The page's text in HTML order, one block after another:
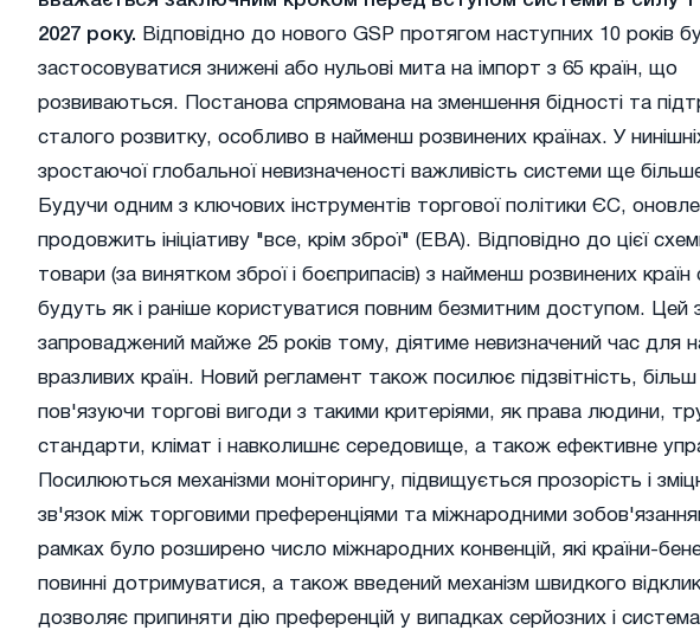
2027 року. Відповідно до нового GSP протягом наступних 10 років
застосовуватися знижені або нульові мита на імпорт з 65 країн, що
розвиваються. Постанова спрямована на зменшення бідності та
сталого розвитку, особливо в найменш розвинених країнах. У
зростаючої глобальної невизначеності важливість системи ще
Будучи одним з ключових інструментів торгової політики ЄС,
продовжить ініціативу "все, крім зброї" (EBA). Відповідно до цієї
товари (за винятком зброї і боєприпасів) з найменш розвинених країн
будуть як і раніше користуватися повним безмитним доступом. Цей
запроваджений майже 25 років тому, діятиме невизначений час для
вразливих країн. Новий регламент також посилює підзвітність, більш
пов'язуючи торгові вигоди з такими критеріями, як права людини,
стандарти, клімат і навколишнє середовище, а також ефективне
Посилюються механізми моніторингу, підвищується прозорість і
зв'язок між торговими преференціями та міжнародними
рамках було розширено число міжнародних конвенцій, які країни-
повинні дотримуватися, а також введений механізм швидкого
дозволяє припиняти дію преференцій у випадках серйозних і